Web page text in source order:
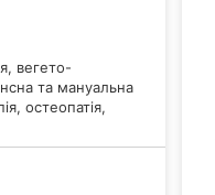
вегето-
та мануальна
остеопатія,